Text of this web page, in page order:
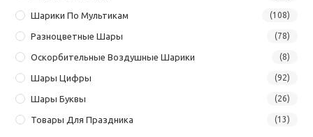
Шарики По Мультикам (108)
Разноцветные Шары (78)
Оскорбительные Воздушные Шарики (8)
Шары Цифры (92)
Шары Буквы (26)
Товары Для Праздника (13)